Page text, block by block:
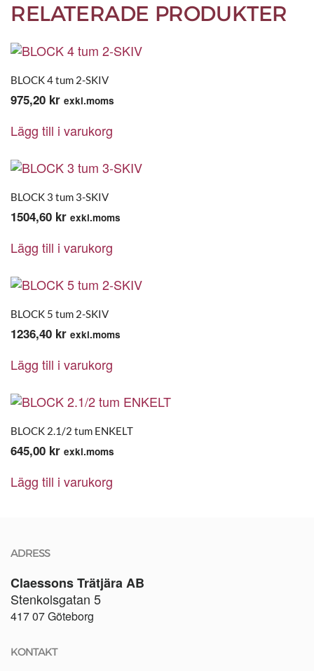
RELATERADE PRODUKTER
BLOCK 4 tum 2-SKIV
975,20 kr exkl.moms
Lägg till i varukorg
BLOCK 3 tum 3-SKIV
1504,60 kr exkl.moms
Lägg till i varukorg
BLOCK 5 tum 2-SKIV
1236,40 kr exkl.moms
Lägg till i varukorg
BLOCK 2.1/2 tum ENKELT
645,00 kr exkl.moms
Lägg till i varukorg
ADRESS
Claessons Trätjära AB
Stenkolsgatan 5
417 07 Göteborg
KONTAKT